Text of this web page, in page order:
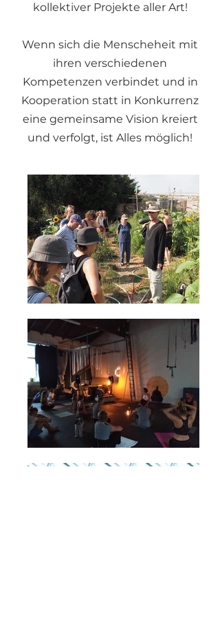
kollektiver Projekte aller Art!
Wenn sich die Menscheheit mit
ihren verschiedenen
Kompetenzen verbindet und in
Kooperation statt in Konkurrenz
eine gemeinsame Vision kreiert
und verfolgt, ist Alles möglich!